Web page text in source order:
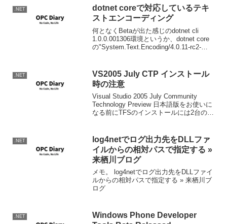
.NET
dotnet coreで対応しているテキ
ストエンコーディング
何となくBetaが出た感じのdotnet cli
1.0.0.001306環境というか、dotnet core
の"System.Text.Encoding/4.0.11-rc2-
.NET
VS2005 July CTP インストール
時の注意
Visual Studio 2005 July Community
Technology Preview 日本語版をお使いに
なる前にTFSのインストールには2台の
.NET
log4netでログ出力先をDLLファ
イルからの相対パスで指定する »
来栖川ブログ
メモ。 log4netでログ出力先をDLLファイ
ルからの相対パスで指定する » 来栖川ブ
ログ
.NET
Windows Phone Developer